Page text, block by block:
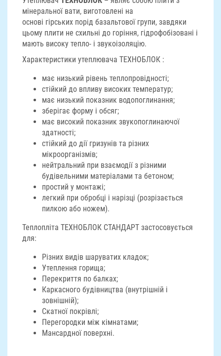
мінеральної вати, виготовлені на
основі гірських порід базальтової групи, завдяки
цьому плити не схильні до горіння, гідрофобізовані і
мають високу тепло- і звукоізоляцію.
Характеристики утеплювача ТЕХНОБЛОК :
має низький рівень теплопровідності;
стійкий до впливу високих температур;
має низький показник водопоглинання;
зберігає форму і обсяг;
має високий показник звукопоглинаючої
здатності;
стійкий до дії гризунів та різних
мікроорганізмів;
нейтральний при взаємодії з різними
будівельними матеріалами та бетоном;
простий у монтажі;
легкий при обробці і нарізці (розрізається
пилкою або ножем).
Теплопліта ТЕХНОБЛОК СТАНДАРТ застосовується
для:
Pізних видів шаруватих кладок;
Утеплення горища;
Перекриття по балках;
Каркасного будівництва (внутрішній і
зовнішній);
Скатної покрівлі;
Перегородки між кімнатами;
Мансардної поверхні.